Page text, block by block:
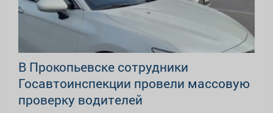
В Прокопьевске сотрудники
Госавтоинспекции провели массовую
проверку водителей